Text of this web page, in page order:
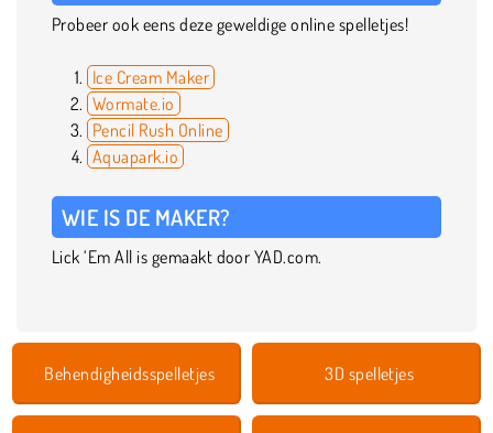
Probeer ook eens deze geweldige online spelletjes!
Ice Cream Maker
Wormate.io
Pencil Rush Online
Aquapark.io
WIE IS DE MAKER?
Lick ‘Em All is gemaakt door YAD.com.
Behendigheidsspelletjes 3D spelletjes